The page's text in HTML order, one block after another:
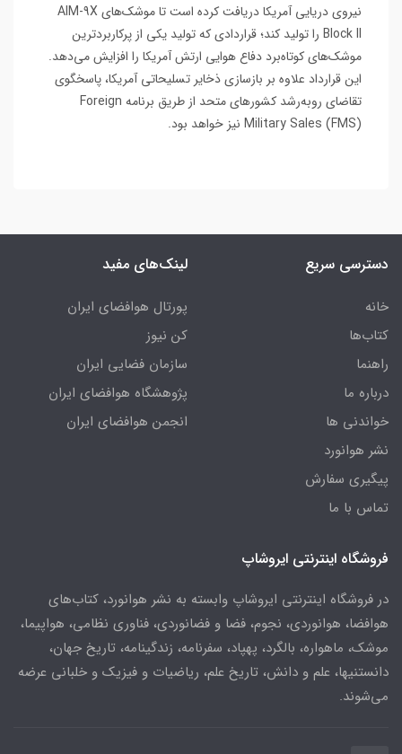
نیروی دریایی آمریکا دریافت کرده است تا موشک‌های AIM-9X
Block II را تولید کند؛ قراردادی که تولید یکی از پرکاربردترین
موشک‌های کوتاه‌برد دفاع هوایی ارتش آمریکا را افزایش می‌دهد.
این قرارداد علاوه بر بازسازی ذخایر تسلیحاتی آمریکا، پاسخگوی
تقاضای رو‌به‌رشد کشورهای متحد از طریق برنامه Foreign
Military Sales (FMS) نیز خواهد بود.
دسترسی سریع
خانه
کتاب‌ها
راهنما
درباره ما
خواندنی ها
نشر هوانورد
پیگیری سفارش
تماس با ما
لینک‌های مفید
پورتال هوافضای ایران
کن نیوز
سازمان فضایی ایران
پژوهشگاه هوافضای ایران
انجمن هوافضای ایران
فروشگاه اینترنتی ایروشاپ
در فروشگاه اینترنتی ایروشاپ وابسته به نشر هوانورد، کتاب‌های
هوافضا، هوانوردی، نجوم، فضا و فضانوردی، فناوری نظامی، هواپیما،
موشک، ماهواره، بالگرد، پهپاد، سفرنامه، زندگینامه، تاریخ جهان،
دانستنیها، علم و دانش، تاریخ علم، ریاضیات و فیزیک و خلبانی عرضه
می‌شوند.